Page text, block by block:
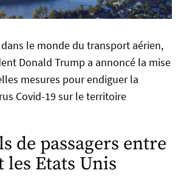
le monde du transport aérien,
Donald Trump a annoncé la mise
mesures pour endiguer la
Covid-19 sur le territoire
de passagers entre
les Etats Unis